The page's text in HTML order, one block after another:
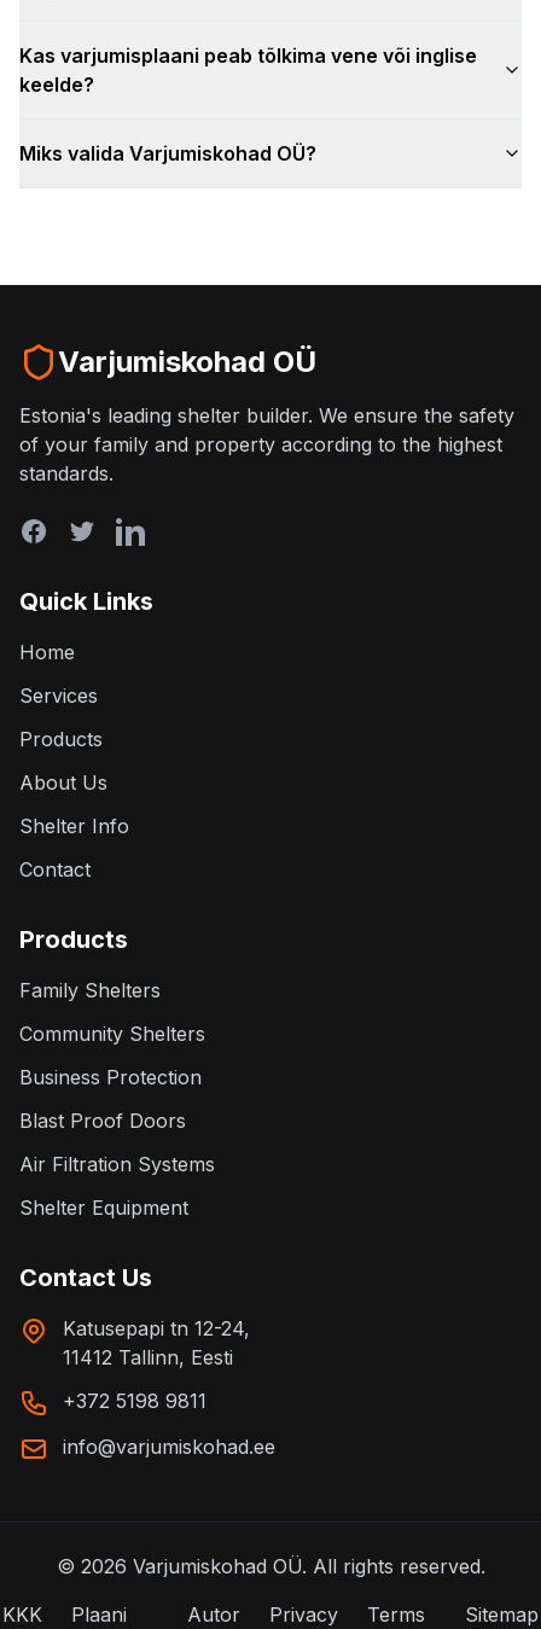
Kas varjumisplaani peab tõlkima vene või inglise
keelde?
Miks valida Varjumiskohad OÜ?
Varjumiskohad OÜ
Estonia's leading shelter builder. We ensure the safety
of your family and property according to the highest
standards.
Quick Links
Home
Services
Products
About Us
Shelter Info
Contact
Products
Family Shelters
Community Shelters
Business Protection
Blast Proof Doors
Air Filtration Systems
Shelter Equipment
Contact Us
Katusepapi tn 12-24,
11412 Tallinn, Eesti
+372 5198 9811
info@varjumiskohad.ee
© 2026 Varjumiskohad OÜ. All rights reserved.
KKK
Plaani Autor Privacy Terms Sitemap